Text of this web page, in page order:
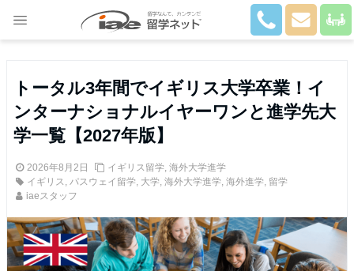
トータル3年間でイギリス大学卒業！イ
ンターナショナルイヤーワンと進学先大
学一覧【2027年版】
2026年8月2日 イギリス留学, 海外大学進学
イギリス, パスウェイ留学, 大学, 海外大学進学, 海外進学, 留学
iaeスタッフ